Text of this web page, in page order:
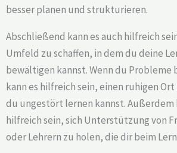
besser planen und strukturieren.
Abschließend kann es auch hilfreich
Umfeld zu schaffen, in dem du deine
bewältigen kannst. Wenn du Probleme
kann es hilfreich sein, einen ruhigen
du ungestört lernen kannst. Außerdem
hilfreich sein, sich Unterstützung von
oder Lehrern zu holen, die dir beim